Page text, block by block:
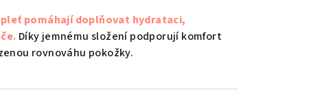
pomáhají doplňovat hydrataci,
Díky jemnému složení podporují komfort
rovnováhu pokožky.